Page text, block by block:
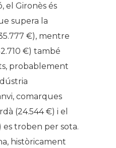
el Gironès és
supera la
€), mentre
€) també
probablement
comarques
(24.544 €) i el
es troben per sota.
històricament